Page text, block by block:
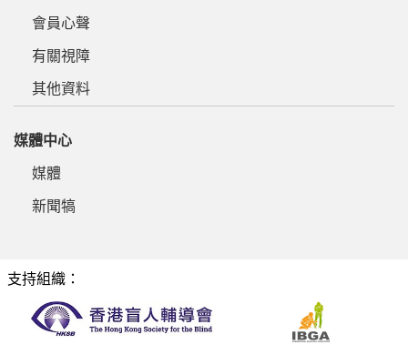
會員心聲
有關視障
其他資料
媒體中心
媒體
新聞犒
支持組織：